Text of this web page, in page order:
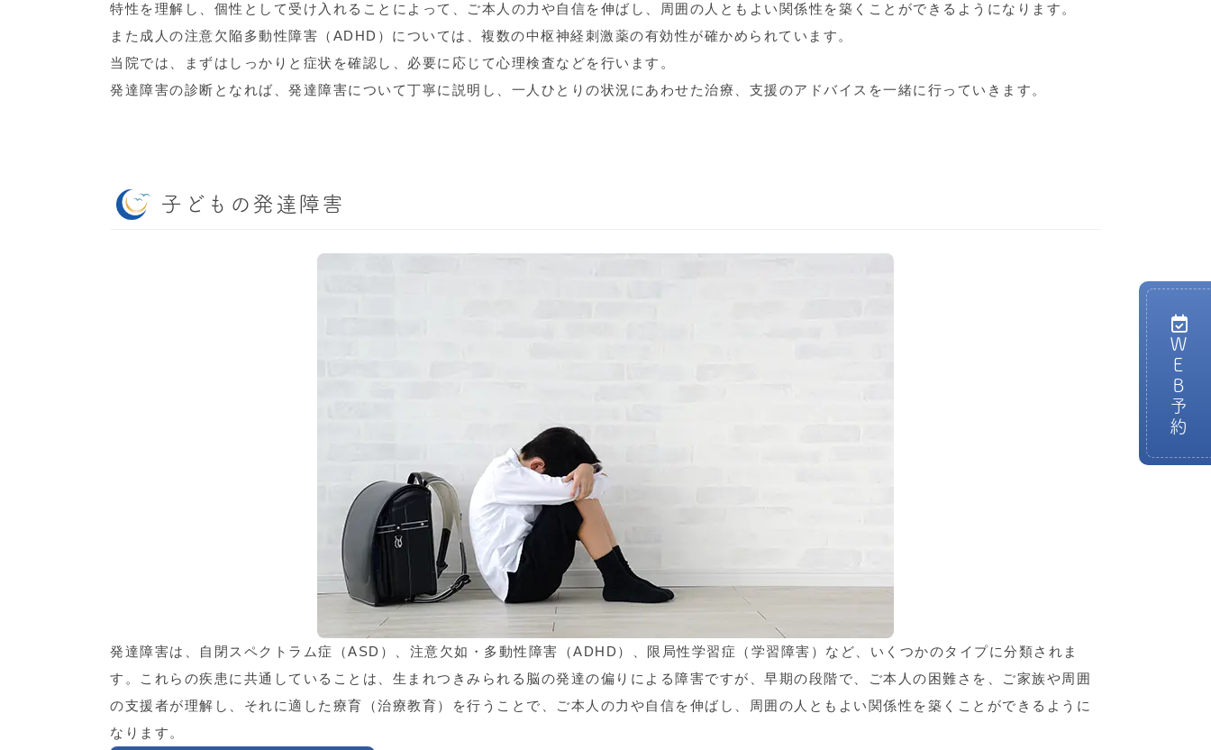
ＷＥＢ予約
特性を理解し、個性として受け入れることによって、ご本人の力や自信を伸ばし、周囲の人ともよい関係性を築くことができるようになります。
また成人の注意欠陥多動性障害（ADHD）については、複数の中枢神経刺激薬の有効性が確かめられています。
当院では、まずはしっかりと症状を確認し、必要に応じて心理検査などを行います。
発達障害の診断となれば、発達障害について丁寧に説明し、一人ひとりの状況にあわせた治療、支援のアドバイスを一緒に行っていきます。
子どもの発達障害
発達障害は、自閉スペクトラム症（ASD）、注意欠如・多動性障害（ADHD）、限局性学習症（学習障害）など、いくつかのタイプに分類されま
す。これらの疾患に共通していることは、生まれつきみられる脳の発達の偏りによる障害ですが、早期の段階で、ご本人の困難さを、ご家族や周囲
の支援者が理解し、それに適した療育（治療教育）を行うことで、ご本人の力や自信を伸ばし、周囲の人ともよい関係性を築くことができるように
なります。